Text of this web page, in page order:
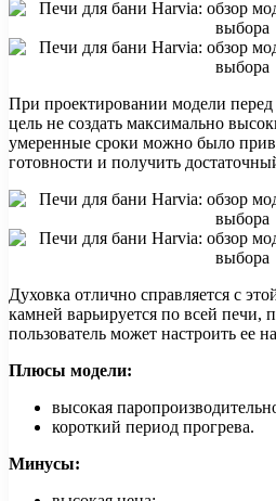
При проектировании модели перед
цель не создать максимально
умеренные сроки можно было
готовности и получить
Духовка отлично справляется с
камней варьируется по всей печи,
пользователь может настроить ее
Плюсы модели:
высокая
короткий период прогрева.
Минусы: